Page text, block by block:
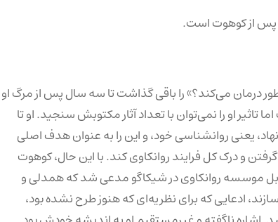
پس از کوهوت است.
«روانکاوی چطور درمان می‌کند؟» را باقی گذاشت تا سه سال پس از مرگ او
او را نمی‌توان با تعداد آثار مکتوبش سنجید. او تا
یعنی روانشناسی خود، و این را به عنوان هدف اصلی
و درک کل فرایند روانکاوی کند. با این حال، کوهوت
برسد. در ۱۹۵۷، در خطابه‌ای در مقابل موسسه روانکاوی در شیکاگو مدعی شد که همدلی و
ادعایی که برای نظریه‌ای که هنوز طرح نشده بود،